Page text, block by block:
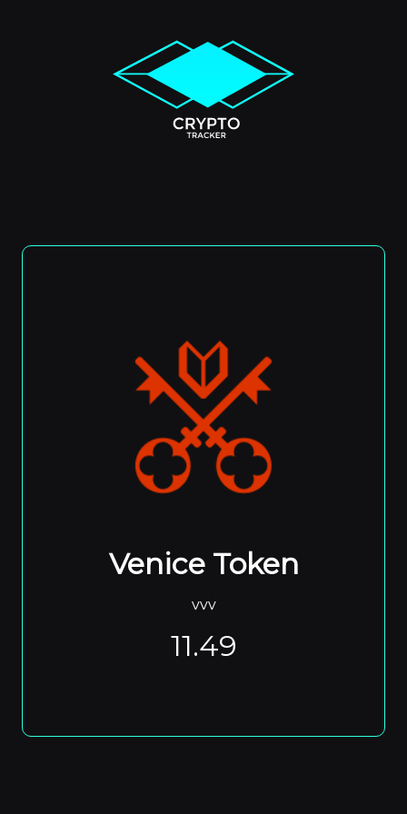
Venice Token
vvv
11.49